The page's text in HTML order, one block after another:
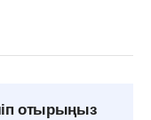
отырыңыз